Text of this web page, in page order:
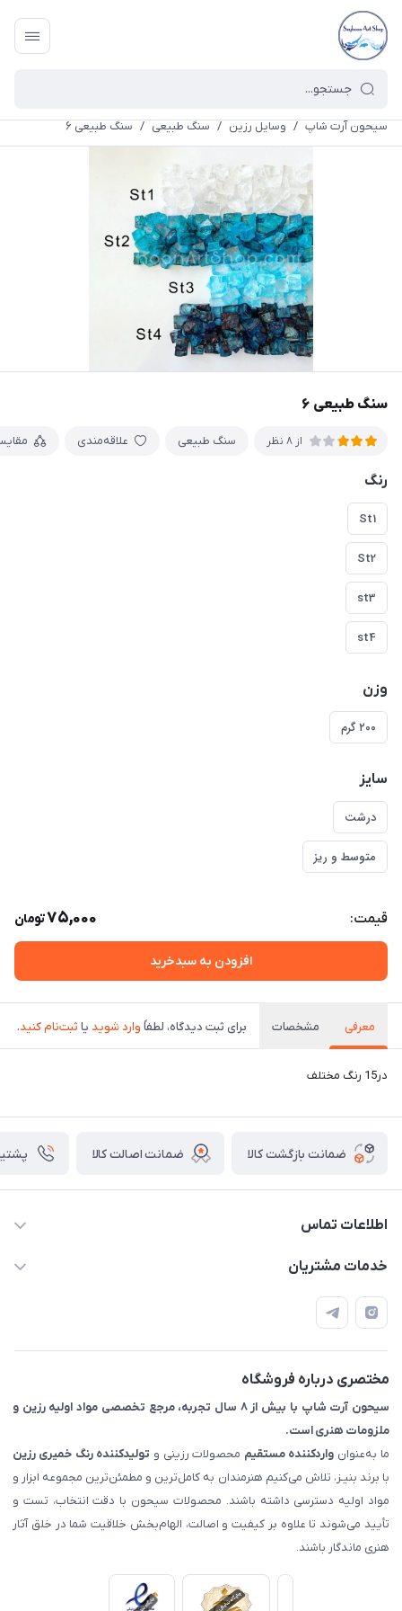
سیحون آرت شاپ / وسایل رزین / سنگ طبیعی / سنگ طبیعی ۶
سنگ طبیعی ۶
از 8 نظر سنگ طبیعی علاقه‌مندی
رنگ
St1
St2
st3
st4
وزن
۲۰۰ گرم
سایز
درشت
متوسط و ریز
قیمت: 75,000تومان
افزودن به سبدخرید
معرفی مشخصات برای ثبت دیدگاه، لطفاً وارد شوید یا ثبت‌نام کنید.
در15 رنگ مختلف
ضمانت بازگشت کالا ضمانت اصالت کالا
اطلاعات تماس
خدمات مشتریان
📝 قوانین و مقررات
📖 راهنما
مختصری درباره فروشگاه
سیحون آرت شاپ با بیش از ۸ سال تجربه، مرجع تخصصی مواد اولیه رزین و
ملزومات هنری است.
ما به‌عنوان واردکننده مستقیم محصولات رزینی و تولیدکننده رنگ خمیری رزین
با برند بنیـز، تلاش می‌کنیم هنرمندان به کامل‌ترین و مطمئن‌ترین مجموعه ابزار و
مواد اولیه دسترسی داشته باشند. محصولات سیحون با دقت انتخاب، تست و
تأیید می‌شوند تا علاوه بر کیفیت و اصالت، الهام‌بخش خلاقیت شما در خلق آثار
هنری ماندگار باشند.